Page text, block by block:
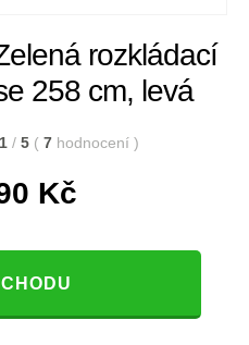
rozkládací
258 cm, levá
/ 5 ( 7 hodnocení )
Kč